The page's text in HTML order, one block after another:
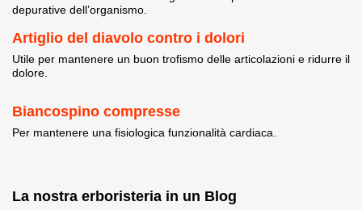
depurative dell’organismo.
Artiglio del diavolo contro i dolori
Utile per mantenere un buon trofismo delle articolazioni e ridurre il
dolore.
Biancospino compresse
Per mantenere una fisiologica funzionalità cardiaca.
La nostra erboristeria in un Blog